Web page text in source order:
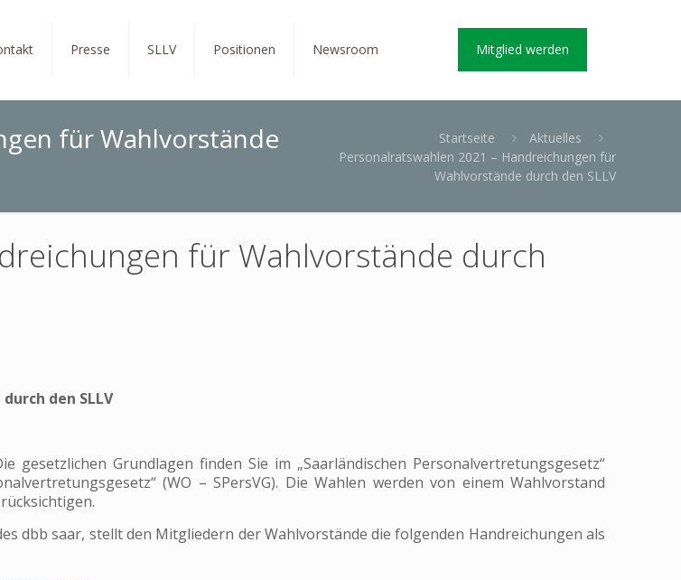
Presse SLLV Positionen Newsroom Mitglied werden
für Wahlvorstände Startseite
Aktuelles
Personalratswahlen 2021 – Handreichungen für
Wahlvorstände durch den SLLV
für Wahlvorstände durch
den SLLV
Grundlagen finden Sie im „Saarländischen Personalvertretungsgesetz“
(WO – SPersVG). Die Wahlen werden von einem Wahlvorstand
dbb saar, stellt den Mitgliedern der Wahlvorstände die folgenden Handreichungen als